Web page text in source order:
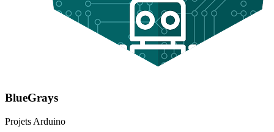
BlueGrays
Projets Arduino